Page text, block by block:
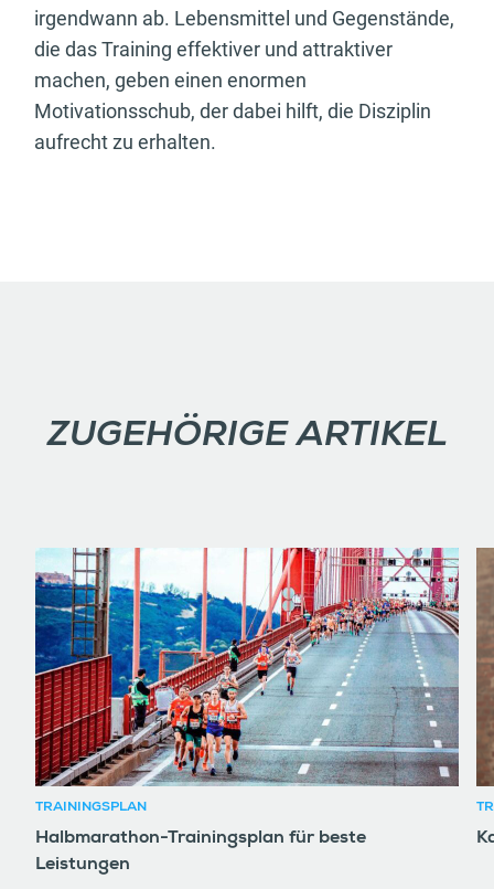
irgendwann ab. Lebensmittel und Gegenstände,
die das Training effektiver und attraktiver
machen, geben einen enormen
Motivationsschub, der dabei hilft, die Disziplin
aufrecht zu erhalten.
ZUGEHÖRIGE ARTIKEL
TRAININGSPLAN
Halbmarathon-Trainingsplan für beste
Leistungen